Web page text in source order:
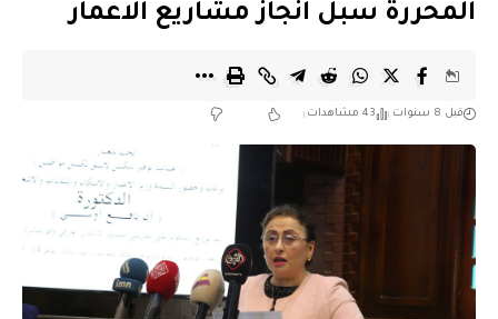
المحررة سبل انجاز مشاريع الاعمار
قبل 8 سنوات 43 مشاهدات